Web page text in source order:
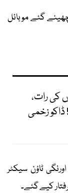
گئے موبائل
کی رات،
مختلف کارروائیوں میں 5 ڈاکو زخمی
ٹاؤن سیکٹر
کیے گئے۔